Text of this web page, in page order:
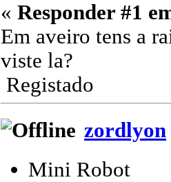
« Responder #1
Em aveiro tens a
viste la?
Registado
zordlyon
Mini Robot